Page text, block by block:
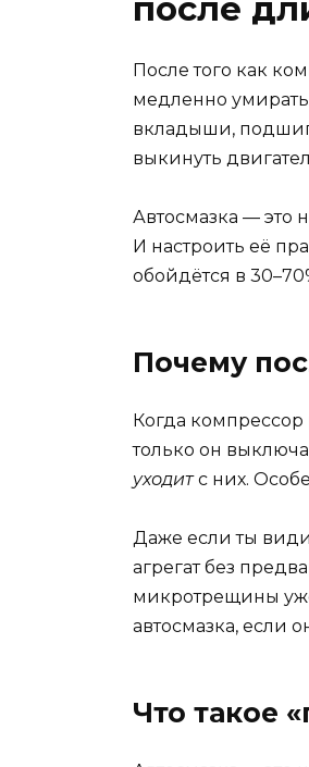
после
После того как
медленно
вкладыши,
выкинуть
Автосмазка — это
И настроить её
обойдётся в
Почему
Когда
только он
уходитс них.
Даже если ты
агрегат без
микротрещины
автосмазка, если
Что такое